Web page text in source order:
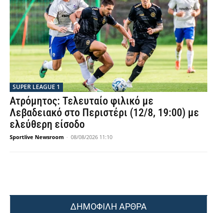
SUPER LEAGUE 1
Ατρόμητος: Τελευταίο φιλικό με
Λεβαδειακό στο Περιστέρι (12/8, 19:00) με
ελεύθερη είσοδο
Sportlive Newsroom - 08/08/2026 11:10
ΔΗΜΟΦΙΛΗ ΑΡΘΡΑ